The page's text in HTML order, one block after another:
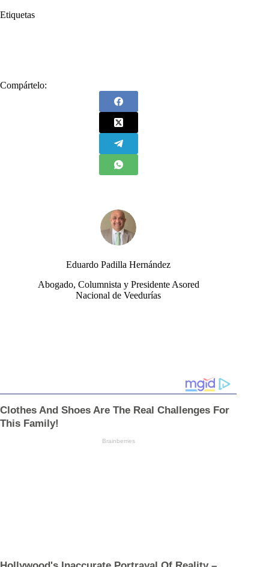
Etiquetas
Compártelo:
Eduardo Padilla Hernández
Abogado, Columnista y Presidente Asored
Nacional de Veedurías